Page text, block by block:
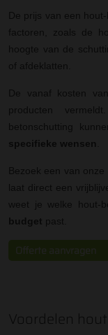
De prijs van een
factoren, zoals de
hoogte van de
of afdeklatten.
De vanaf kosten
producten
betonschutting
specifieke wensen
Bezoek een van
laat direct een
weet je welke hout-
budget past.
Offerte aanvragen
Voordelen